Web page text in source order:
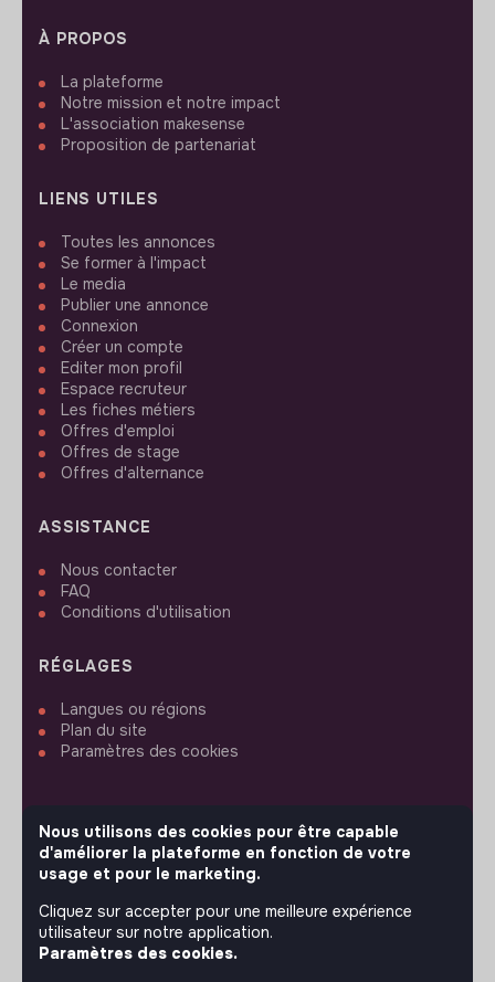
À PROPOS
La plateforme
Notre mission et notre impact
L'association makesense
Proposition de partenariat
LIENS UTILES
Toutes les annonces
Se former à l'impact
Le media
Publier une annonce
Connexion
Créer un compte
Editer mon profil
Espace recruteur
Les fiches métiers
Offres d'emploi
Offres de stage
Offres d'alternance
ASSISTANCE
Nous contacter
FAQ
Conditions d'utilisation
RÉGLAGES
Langues ou régions
Plan du site
Paramètres des cookies
SUIVEZ-NOUS
© 2026 jobs that makesense.
Nous utilisons des cookies pour être capable
d'améliorer la plateforme en fonction de votre
usage et pour le marketing.
Cliquez sur accepter pour une meilleure expérience
utilisateur sur notre application.
Paramètres des cookies.